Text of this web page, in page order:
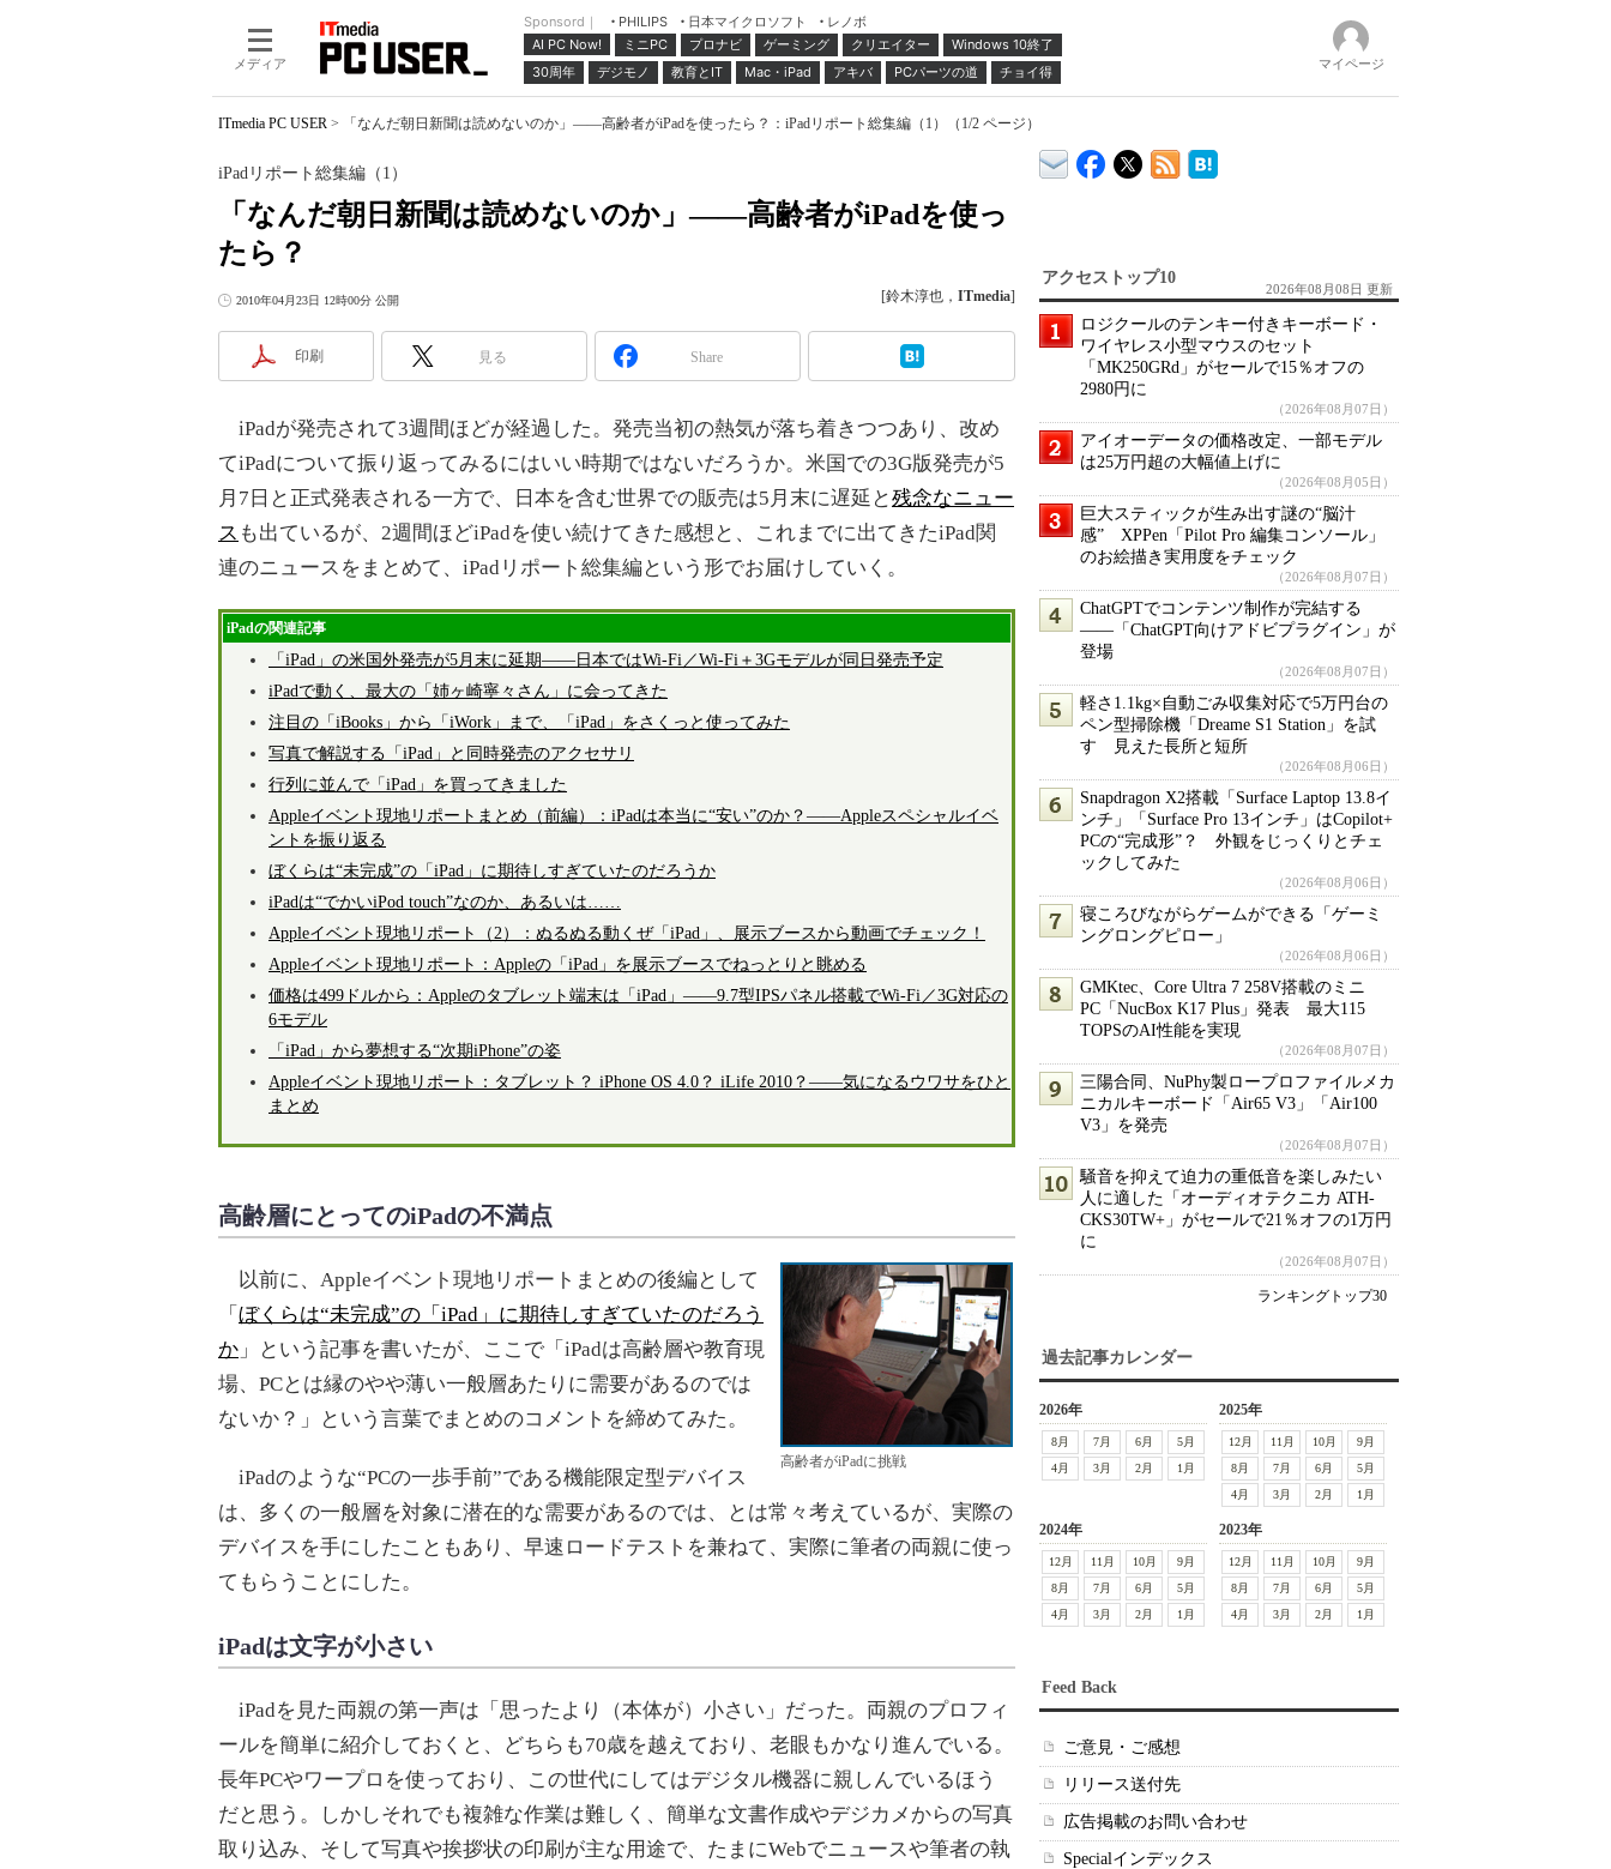
メディア
Sponsord｜ PHILIPS 日本マイクロソフト
レノボ
AI PC Now!
ミニPC プロナビ ゲーミング クリエイター
Windows 10終了
30周年
デジモノ 教育とIT Mac・iPad アキバ PCパーツの道 チョイ得 マイページ
ITmedia PC USER > 「なんだ朝日新聞は読めないのか」――高齢者がiPadを使ったら？：iPadリポート総集編（1）（1/2 ページ）
「なんだ朝日新聞は読めないのか」――高齢者がiPadを使っ
たら？
iPadリポート総集編（1）
2010年04月23日 12時00分 公開 [鈴木淳也， ITmedia]
印刷 見る Share
iPadが発売されて3週間ほどが経過した。発売当初の熱気が落ち着きつつあり、改め
てiPadについて振り返ってみるにはいい時期ではないだろうか。米国での3G版発売が5
月7日と正式発表される一方で、日本を含む世界での販売は5月末に遅延と残念なニュー
ス も出ているが、2週間ほどiPadを使い続けてきた感想と、これまでに出てきたiPad関
連のニュースをまとめて、iPadリポート総集編という形でお届けしていく。
iPadの関連記事
「iPad」の米国外発売が5月末に延期――日本ではWi-Fi／Wi-Fi＋3Gモデルが同日発売予定
iPadで動く、最大の「姉ヶ崎寧々さん」に会ってきた
注目の「iBooks」から「iWork」まで、「iPad」をさくっと使ってみた
写真で解説する「iPad」と同時発売のアクセサリ
行列に並んで「iPad」を買ってきました
Appleイベント現地リポートまとめ（前編）：iPadは本当に“安い”のか？――Appleスペシャルイベ
ントを振り返る
ぼくらは“未完成”の「iPad」に期待しすぎていたのだろうか
iPadは“でかいiPod touch”なのか、あるいは……
Appleイベント現地リポート（2）：ぬるぬる動くぜ「iPad」、展示ブースから動画でチェック！
Appleイベント現地リポート：Appleの「iPad」を展示ブースでねっとりと眺める
価格は499ドルから：Appleのタブレット端末は「iPad」――9.7型IPSパネル搭載でWi-Fi／3G対応の
6モデル
「iPad」から夢想する“次期iPhone”の姿
Appleイベント現地リポート：タブレット？ iPhone OS 4.0？ iLife 2010？――気になるウワサをひと
まとめ
高齢層にとってのiPadの不満点
高齢者がiPadに挑戦
以前に、Appleイベント現地リポートまとめの後編として
「 ぼくらは“未完成”の「iPad」に期待しすぎていたのだろう
か 」という記事を書いたが、ここで「iPadは高齢層や教育現
場、PCとは縁のやや薄い一般層あたりに需要があるのでは
ないか？」という言葉でまとめのコメントを締めてみた。
iPadのような“PCの一歩手前”である機能限定型デバイス
は、多くの一般層を対象に潜在的な需要があるのでは、とは常々考えているが、実際の
デバイスを手にしたこともあり、早速ロードテストを兼ねて、実際に筆者の両親に使っ
てもらうことにした。
iPadは文字が小さい
iPadを見た両親の第一声は「思ったより（本体が）小さい」だった。両親のプロフィ
ールを簡単に紹介しておくと、どちらも70歳を越えており、老眼もかなり進んでいる。
長年PCやワープロを使っており、この世代にしてはデジタル機器に親しんでいるほう
だと思う。しかしそれでも複雑な作業は難しく、簡単な文書作成やデジカメからの写真
取り込み、そして写真や挨拶状の印刷が主な用途で、たまにWebでニュースや筆者の執
アクセストップ10
2026年08月08日 更新
ロジクールのテンキー付きキーボード・
ワイヤレス小型マウスのセット
「MK250GRd」がセールで15％オフの
2980円に
（2026年08月07日）
アイオーデータの価格改定、一部モデル
は25万円超の大幅値上げに
（2026年08月05日）
巨大スティックが生み出す謎の“脳汁
感” XPPen「Pilot Pro 編集コンソール」
のお絵描き実用度をチェック
（2026年08月07日）
ChatGPTでコンテンツ制作が完結する
――「ChatGPT向けアドビプラグイン」が
登場
（2026年08月07日）
軽さ1.1kg×自動ごみ収集対応で5万円台の
ペン型掃除機「Dreame S1 Station」を試
す 見えた長所と短所
（2026年08月06日）
Snapdragon X2搭載「Surface Laptop 13.8イ
ンチ」「Surface Pro 13インチ」はCopilot+
PCの“完成形”？ 外観をじっくりとチェ
ックしてみた
（2026年08月06日）
寝ころびながらゲームができる「ゲーミ
ングロングピロー」
（2026年08月06日）
GMKtec、Core Ultra 7 258V搭載のミニ
PC「NucBox K17 Plus」発表 最大115
TOPSのAI性能を実現
（2026年08月07日）
三陽合同、NuPhy製ロープロファイルメカ
ニカルキーボード「Air65 V3」「Air100
V3」を発売
（2026年08月07日）
騒音を抑えて迫力の重低音を楽しみたい
人に適した「オーディオテクニカ ATH-
CKS30TW+」がセールで21％オフの1万円
に
（2026年08月07日）
ランキングトップ30
過去記事カレンダー
2026年
8月 7月 6月
5月
4月
3月 2月 1月
2025年
12月 11月 10月
9月
8月
7月 6月
5月
4月
3月 2月 1月
2024年
12月 11月 10月
9月
8月
7月 6月
5月
4月
3月 2月 1月
2023年
12月 11月 10月
9月
8月
7月 6月
5月
4月
3月 2月 1月
Feed Back
ご意見・ご感想
リリース送付先
広告掲載のお問い合わせ
Specialインデックス